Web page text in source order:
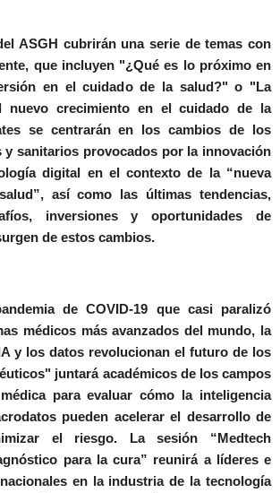
ASGH cubrirán una serie de temas con
que incluyen "¿Qué es lo próximo en
en el cuidado de la salud?" o "La
nuevo crecimiento en el cuidado de la
se centrarán en los cambios de los
y sanitarios provocados por la innovación
digital en el contexto de la “nueva
así como las últimas tendencias,
inversiones y oportunidades de
de estos cambios.
de COVID-19 que casi paralizó
médicos más avanzados del mundo, la
y los datos revolucionan el futuro de los
juntará académicos de los campos
para evaluar cómo la inteligencia
pueden acelerar el desarrollo de
el riesgo. La sesión “Medtech
para la cura” reunirá a líderes e
en la industria de la tecnología